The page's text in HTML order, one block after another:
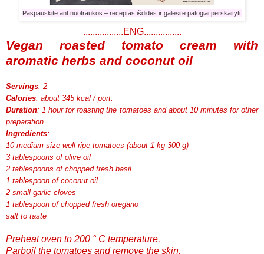
Paspauskite ant nuotraukos – receptas išdidės ir galėsite patogiai perskaityti.
.................ENG................
Vegan roasted tomato cream with
aromatic herbs and coconut oil
Servings: 2
Calories: about 345 kcal / port.
Duration: 1 hour for roasting the tomatoes and about 10 minutes for other
preparation
Ingredients:
10 medium-size well ripe tomatoes (about 1 kg 300 g)
3 tablespoons of olive oil
2 tablespoons of chopped fresh basil
1 tablespoon of coconut oil
2 small garlic cloves
1 tablespoon of chopped fresh oregano
salt to taste
Preheat oven to 200 ° C temperature.
Parboil the tomatoes and remove the skin.